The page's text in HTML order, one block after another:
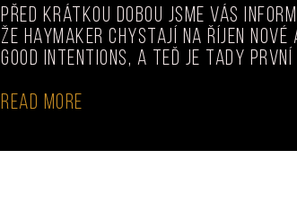
Před krátkou dobou jsme vás
že Haymaker chystají na říjen nové
Good Intentions, a teď je tady první
READ MORE